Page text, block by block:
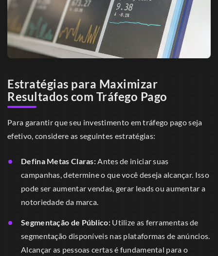
Estratégias para Maximizar
Resultados com Tráfego Pago
Para garantir que seu investimento em tráfego pago seja
efetivo, considere as seguintes estratégias:
Defina Metas Claras:Antes de iniciar suas
campanhas, determine o que você deseja alcançar. Isso
pode ser aumentar vendas, gerar leads ou aumentar a
notoriedade da marca.
Segmentação de Público:Utilize as ferramentas de
segmentação disponíveis nas plataformas de anúncios.
Alcançar as pessoas certas é fundamental para o